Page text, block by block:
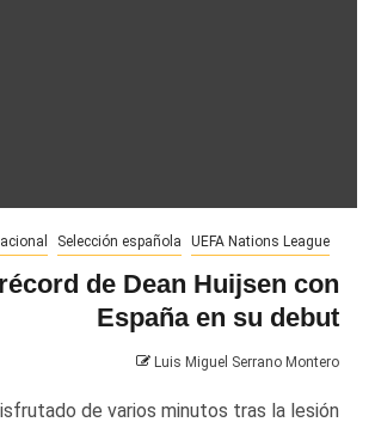
Selección española UEFA Nations League
de Dean Huijsen con
España en su debut
Luis Miguel Serrano Montero
de varios minutos tras la lesión